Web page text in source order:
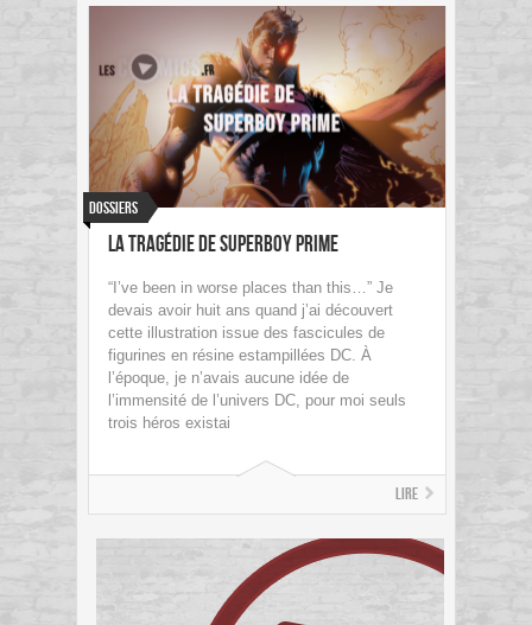
Dossiers
La Tragédie de Superboy Prime
“I’ve been in worse places than this…” Je
devais avoir huit ans quand j’ai découvert
cette illustration issue des fascicules de
figurines en résine estampillées DC. À
l’époque, je n’avais aucune idée de
l’immensité de l’univers DC, pour moi seuls
trois héros existai
Lire